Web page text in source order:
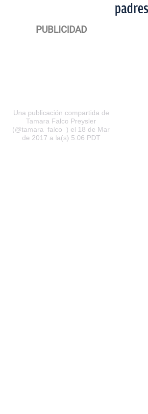
Una publicación compartida de
Tamara Falco Preysler
(@tamara_falco_) el 18 de Mar
de 2017 a la(s) 5:06 PDT
padres